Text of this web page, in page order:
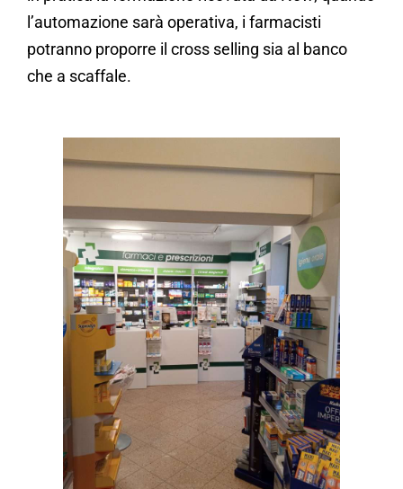
l’automazione sarà operativa, i farmacisti
potranno proporre il cross selling sia al banco
che a scaffale.